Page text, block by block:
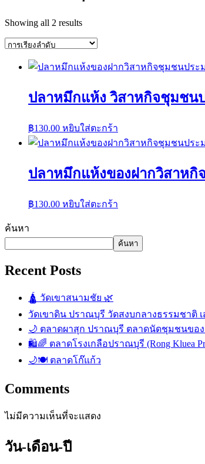
Showing all 2 results
ปลาหมึกแห้ง วิสาหกิจ​ชุมชน​
฿130.00 หยิบใส่ตะกร้า
ปลาหมึกแห้งของฝากวิสาห
฿130.00 หยิบใส่ตะกร้า
ค้นหา
ค้นหา
Recent Posts
🛕 วัดเขาสนามชัย 🌿
วัดเขาดิน ปราณบุรี วัดสงบกลางธรรมชาติ
🌙 ตลาดผาสุก ปราณบุรี ตลาดนัดชุมชนขอ
🛍️🌈 ตลาดโรงเกลือปราณบุรี (Rong Kluea
🌙🍽️ ตลาดโก๊แก้ว
Comments
ไม่มีความเห็นที่จะแสดง
วัน-เดือน-ปี